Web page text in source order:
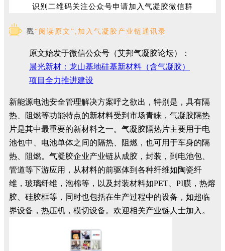
识别二维码关注公众号申请加入气凝胶微信群
戳“阅读原文”,加入气凝胶产业链通讯录
原文始发于微信公众号（艾邦气凝胶论坛）：
晨光新材：龙山基地硅基新材料（含气凝胶）
项目全力推进建设
新能源电池安全管理解决方案呼之欲出，特别是，具有隔
热、阻燃等功能特点的新材料受到市场青睐，气凝胶隔热
片是其中最重要的新材料之一。气凝胶隔热片主要用于电
池包中、电池单体之间的隔热、阻燃，也可用于车身的隔
热、阻燃。气凝胶企业产业链从成胶，封装，到电池包、
管道等下游应用，从材料的前驱体到各种纤维如陶瓷纤
维，玻璃纤维，泡棉等，以及封装材料如PET、PI膜，热熔
胶、硅胶框等，同时也包括在生产过程中的设备，如超临
界设备，热压机，模切设备。欢迎相关产业链人士加入。